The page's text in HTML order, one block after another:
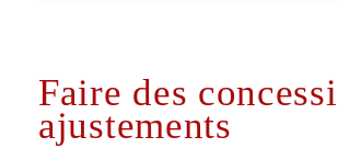
Faire des
ajustements